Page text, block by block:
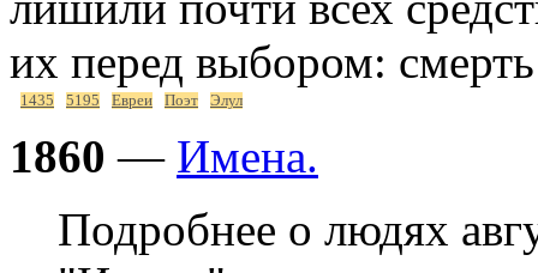
их перед выбором:
1435 5195 Евреи Поэт Элул
1860 — Имена.
Подробнее о людях